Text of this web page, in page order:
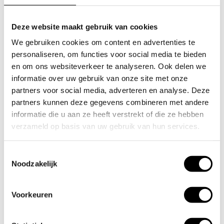
Deze website maakt gebruik van cookies
We gebruiken cookies om content en advertenties te
personaliseren, om functies voor social media te bieden
en om ons websiteverkeer te analyseren. Ook delen we
informatie over uw gebruik van onze site met onze
partners voor social media, adverteren en analyse. Deze
partners kunnen deze gegevens combineren met andere
informatie die u aan ze heeft verstrekt of die ze hebben
verzameld op basis van uw gebruik van hun services.
Noodzakelijk
Voorkeuren
De laatste jaren is een opvallende achteruitgang van het aantal
honingbijen waar te nemen. Er zijn verschillende oorzaken in het
spel. Gedacht wordt aan het gebruik van pesticiden op planten,
een tekort aan bloeiende planten en de varroamijt die de
vitaliteit van het bijenvolk aantast. Tot nu toe uitgevoerd
onderzoek verklaart niet waarom het de laatste vijf jaar opeens
zoveel sneller gaat dan daarvoor. Wel is duidelijk dat de
honingbij in zwaar weer verkeert.
Meer bloeiende planten op het
platteland
Om de wilde bijen, solitaire bijen en hommels te helpen is het
behulp van subsidies leggen akkerbouwers bloemstroken aan
langs de randen van hun akkers. Deze stroken vormen lange